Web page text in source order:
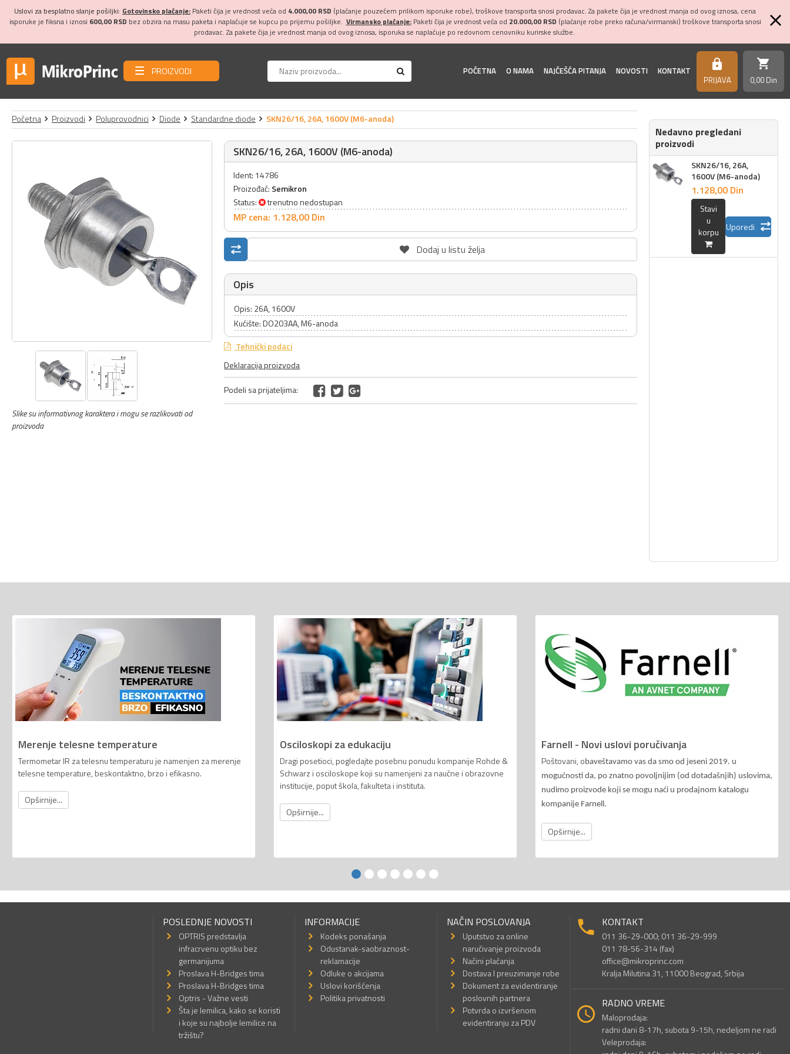
Uslovi za besplatno slanje pošiljki: Gotovinsko plaćanje: Paketi čija je vrednost veća od 4.000,00 RSD (plaćanje pouzećem prilikom isporuke robe), troškove transporta snosi prodavac. Za pakete čija je vrednost manja od ovog iznosa, cena
isporuke je fiksna i iznosi 600,00 RSD bez obzira na masu paketa i naplaćuje se kupcu po prijemu pošiljke. Virmansko plaćanje:Paketi čija je vrednost veća od 20.000,00 RSD (plaćanje robe preko računa/virmanski) troškove transporta snosi
prodavac. Za pakete čija je vrednost manja od ovog iznosa, isporuka se naplaćuje po redovnom cenovniku kurirske službe.
PROIZVODI POČETNA O NAMA NAJČEŠĆA PITANJA NOVOSTI KONTAKT https
PRIJAVA
shopping_cart
0,00 Din
Početna Proizvodi Poluprovodnici Diode Standardne diode SKN26/16, 26A, 1600V (M6-anoda)
Slike su informativnog karaktera i mogu se razlikovati od
proizvoda
SKN26/16, 26A, 1600V (M6-anoda)
Ident: 14786
Proizođač: Semikron
Status:
trenutno nedostupan
MP cena: 1.128,00 Din
Dodaj u listu želja
Opis
Opis: 26A, 1600V
Kućište: DO203AA, M6-anoda
Tehnički podaci
Deklaracija proizvoda
Podeli sa prijateljima:
Nedavno pregledani
proizvodi
SKN26/16, 26A,
1600V (M6-anoda)
1.128,00 Din
Stavi
u
korpu
Uporedi
Merenje telesne temperature
Termometar IR za telesnu temperaturu je namenjen za merenje
telesne temperature, beskontaktno, brzo i efikasno.
Opširnije...
Osciloskopi za edukaciju
Dragi posetioci, pogledajte posebnu ponudu kompanije Rohde &
Schwarz i osciloskope koji su namenjeni za naučne i obrazovne
institucije, poput škola, fakulteta i instituta.
Opširnije...
Farnell - Novi uslovi poručivanja
Poštovani, o baveštavamo vas da smo od jeseni 2019. u
mogućnosti da, po znatno povoljnijim (od dotadašnjih) uslovima,
nudimo proizvode koji se mogu naći u prodajnom katalogu
kompanije Farnell.
Opširnije...
POSLEDNJE NOVOSTI
OPTRIS predstavlja
infracrvenu optiku bez
germanijuma
Proslava H-Bridges tima
Proslava H-Bridges tima
Optris - Važne vesti
Šta je lemilica, kako se koristi
i koje su najbolje lemilice na
tržištu?
INFORMACIJE
Kodeks ponašanja
Odustanak-saobraznost-
reklamacije
Odluke o akcijama
Uslovi korišćenja
Politika privatnosti
NAČIN POSLOVANJA
Uputstvo za online
naručivanje proizvoda
Načini plaćanja
Dostava I preuzimanje robe
Dokument za evidentiranje
poslovnih partnera
Potvrda o izvršenom
evidentiranju za PDV
KONTAKT
011 36-29-000; 011 36-29-999
011 78-56-314 (fax)
office@mikroprinc.com
Kralja Milutina 31, 11000 Beograd, Srbija
RADNO VREME
Maloprodaja:
radni dani 8-17h, subota 9-15h, nedeljom ne radi
Veleprodaja: